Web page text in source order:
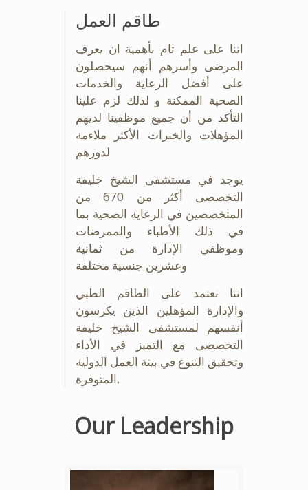
طاقم العمل
اننا على علم تام بأهمية ان يعرف
المرضى وأسرهم أنهم سيحصلون
على أفضل الرعاية والخدمات
الصحية الممكنة و لذلك لزم علينا
التأكد من أن جميع موظفينا لديهم
المؤهلات والخبرات الأكثر ملاءمة
لدورهم
يوجد في مستشفى الشيخ خليفة
التخصصى أكثر من 670 من
المتخصصين في الرعاية الصحية بما
في ذلك الأطباء والممرضات
وموظفي الإدارة من ثمانية
وعشرين جنسية مختلفة
اننا نعتمد على الطاقم الطبي
والإدارة المؤهلين الذين يكرسون
أنفسهم لمستشفى الشيخ خليفة
التخصصى مع التميز في الأداء
وتحقيق التنوع في بيئة العمل الدولية
المتوفرة.
Our Leadership